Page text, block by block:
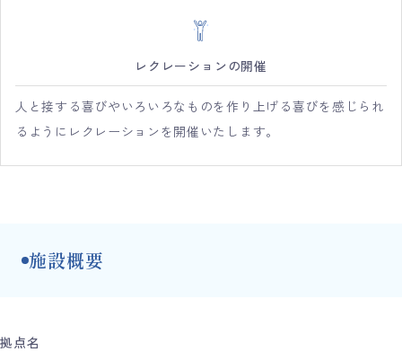
レクレーションの開催
人と接する喜びやいろいろなものを作り上げる喜びを感じられ
るようにレクレーションを開催いたします。
施設概要
拠点名